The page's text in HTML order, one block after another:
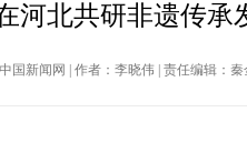
河北共研非遗传承
国新闻网 | 作者：李晓伟 | 责任编辑：秦